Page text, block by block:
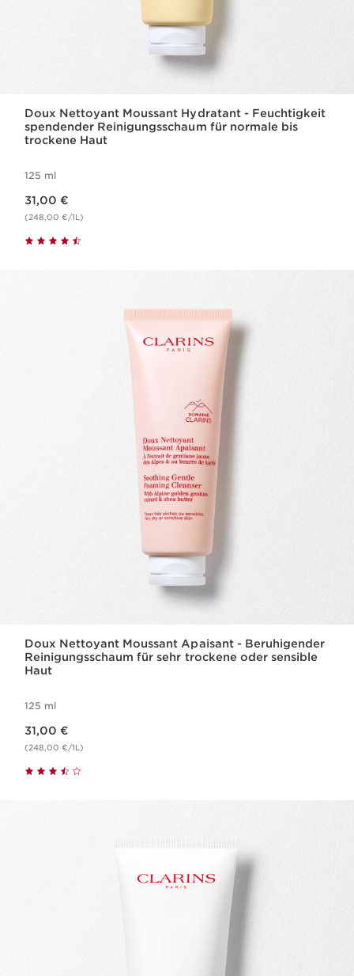
Doux Nettoyant Moussant Hydratant - Feuchtigkeit
spendender Reinigungsschaum für normale bis
trockene Haut
125 ml
31,00 €
(248,00 €/1L)
Doux Nettoyant Moussant Apaisant - Beruhigender
Reinigungsschaum für sehr trockene oder sensible
Haut
125 ml
31,00 €
(248,00 €/1L)